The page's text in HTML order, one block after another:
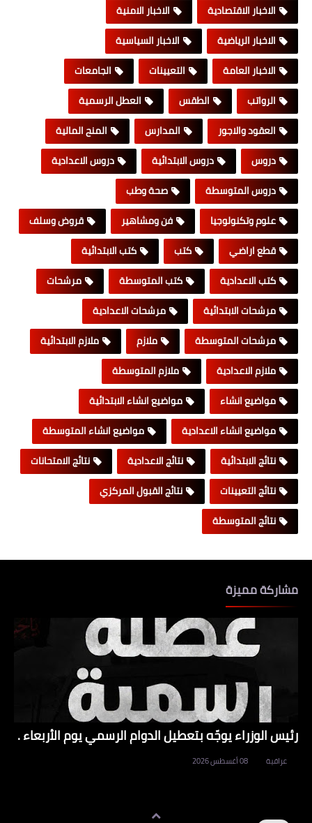
الاخبار الاقتصادية
الاخبار الامنية
الاخبار الرياضية
الاخبار السياسية
الاخبار العامة
التعيينات
الجامعات
الرواتب
الطقس
العطل الرسمية
العقود والاجور
المدارس
المنح المالية
دروس
دروس الابتدائية
دروس الاعدادية
دروس المتوسطة
صحة وطب
علوم وتكنولوجيا
فن ومشاهير
قروض وسلف
قطع اراضي
كتب
كتب الابتدائية
كتب الاعدادية
كتب المتوسطة
مرشحات
مرشحات الابتدائية
مرشحات الاعدادية
مرشحات المتوسطة
ملازم
ملازم الابتدائية
ملازم الاعدادية
ملازم المتوسطة
مواضيع انشاء
مواضيع انشاء الابتدائية
مواضيع انشاء الاعدادية
مواضيع انشاء المتوسطة
نتائج الابتدائية
نتائج الاعدادية
نتائج الامتحانات
نتائج التعيينات
نتائج القبول المركزي
نتائج المتوسطة
مشاركة مميزة
رئيس الوزراء يوجّه بتعطيل الدوام الرسمي يوم الأربعاء .
عراقية 08 أغسطس 2026